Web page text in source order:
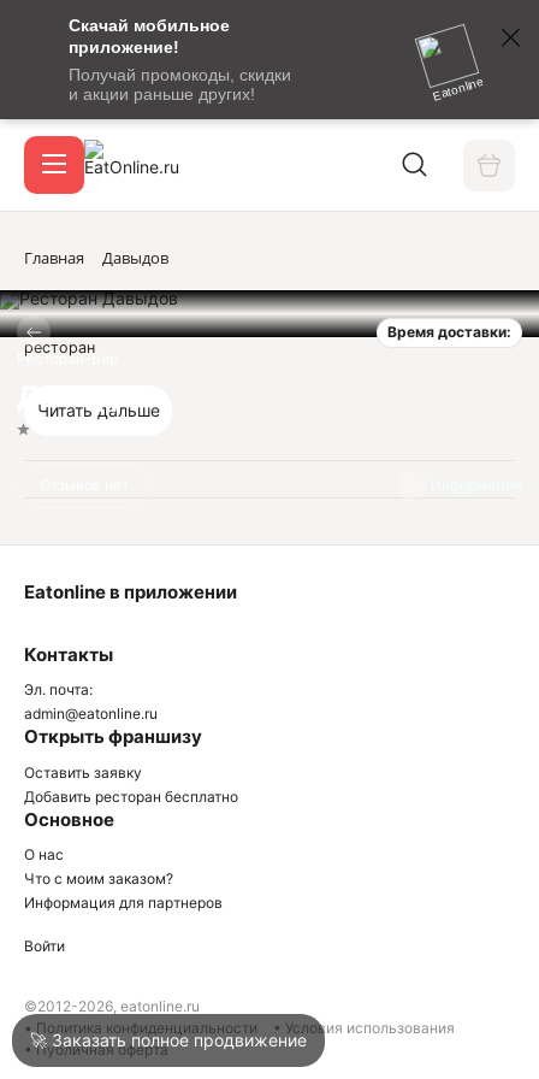
Скачай мобильное
приложение!
Получай промокоды, скидки
и акции раньше других!
Eatonline
сообщение
кодом
подтверждения
Вход / регистрация
Акции
Войти
Написать в техподдержку
Главная Давыдов
Время доставки:
Ресторан-Бар
Давыдов
ресторан
Читать дальше
Контакты
Эл. почта:
admin@eatonline.ru
Открыть франшизу
Оставить заявку
Добавить ресторан бесплатно
Основное
О нас
Что с моим заказом?
Информация для партнеров
Eatonline в приложении
Войти
©2012-2026, eatonline.ru
• Политика конфиденциальности
• Условия использования
• Публичная оферта
🚀 Заказать полное продвижение